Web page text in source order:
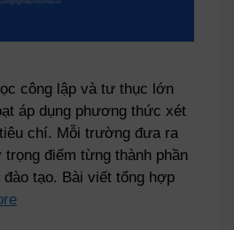
công lập và tư thục lớn
áp dụng phương thức xét
chí. Mỗi trường đưa ra
điểm từng thành phần
tạo. Bài viết tổng hợp